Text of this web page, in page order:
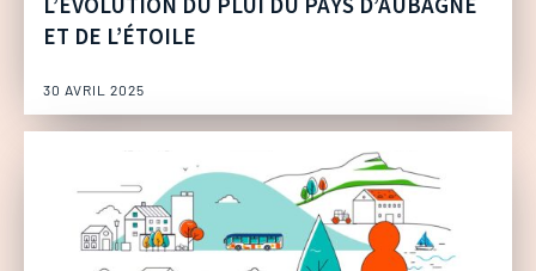
ET DE L’ÉTOILE
30 AVRIL 2025